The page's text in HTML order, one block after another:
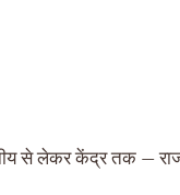
से लेकर केंद्र तक —